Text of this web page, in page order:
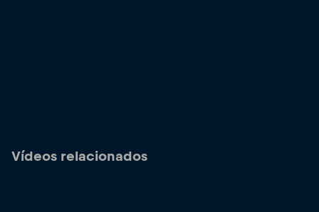
Vídeos relacionados